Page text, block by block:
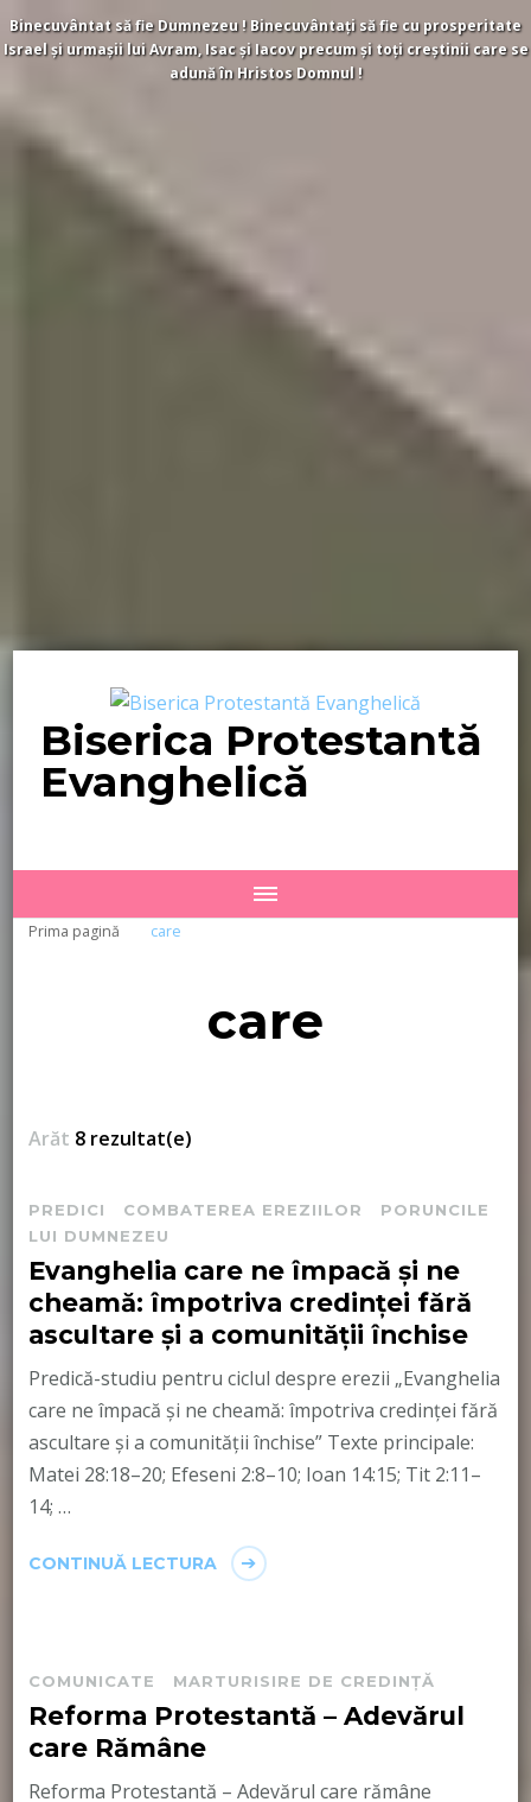
Binecuvântat să fie Dumnezeu ! Binecuvântați să fie cu prosperitate
Israel și urmașii lui Avram, Isac și Iacov precum și toți creștinii care se
adună în Hristos Domnul !
Biserica Protestantă
Evanghelică
Prima pagină care
care
Arăt 8 rezultat(e)
PREDICI COMBATEREA EREZIILOR
PORUNCILE
LUI DUMNEZEU
Evanghelia care ne împacă și ne
cheamă: împotriva credinței fără
ascultare și a comunității închise
Predică-studiu pentru ciclul despre erezii „Evanghelia
care ne împacă și ne cheamă: împotriva credinței fără
ascultare și a comunității închise” Texte principale:
Matei 28:18–20; Efeseni 2:8–10; Ioan 14:15; Tit 2:11–
14; …
CONTINUĂ LECTURA
COMUNICATE MARTURISIRE DE CREDINȚĂ
Reforma Protestantă – Adevărul
care Rămâne
Reforma Protestantă – Adevărul care rămâne